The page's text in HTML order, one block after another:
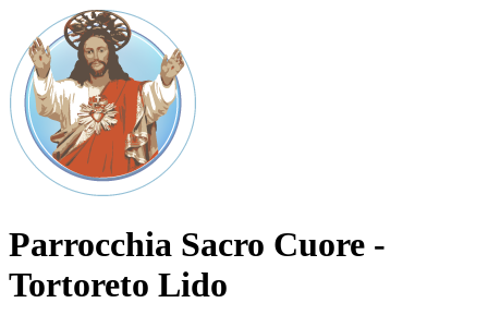
Parrocchia Sacro Cuore -
Tortoreto Lido